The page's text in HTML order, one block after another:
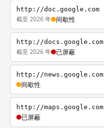
http://doc.google.com
截至 2026 年 间歇性
http://docs.google.com
截至 2026 年 已屏蔽
http://news.google.com
间歇性
http://maps.google.com
已屏蔽